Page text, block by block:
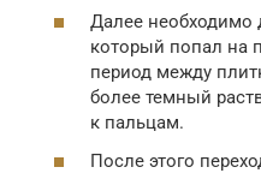
Далее необходимо
который попал на
период между
более темный
к пальцам.
После этого